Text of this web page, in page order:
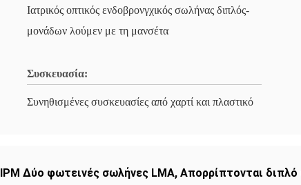
Ιατρικός οπτικός ενδοβρονγχικός σωλήνας διπλός-
μονάδων λούμεν με τη μανσέτα
Συσκευασία:
Συνηθισμένες συσκευασίες από χαρτί και πλαστικό
IPM Δύο φωτεινές σωλήνες LMA, Απορρίπτονται